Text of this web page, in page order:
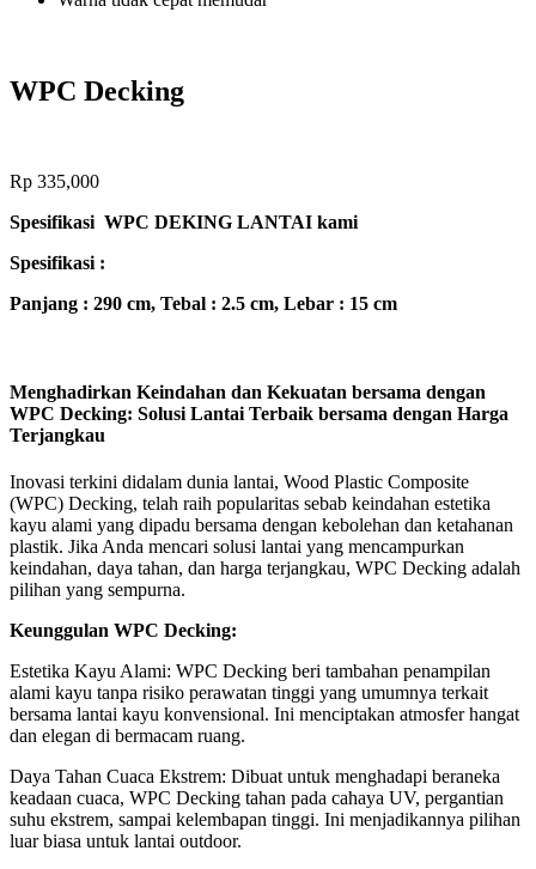
WPC Decking
Rp 335,000
Spesifikasi WPC DEKING LANTAI kami
Spesifikasi :
Panjang : 290 cm, Tebal : 2.5 cm, Lebar : 15 cm
Menghadirkan Keindahan dan Kekuatan bersama dengan
WPC Decking: Solusi Lantai Terbaik bersama dengan Harga
Terjangkau
Inovasi terkini didalam dunia lantai, Wood Plastic Composite
(WPC) Decking, telah raih popularitas sebab keindahan estetika
kayu alami yang dipadu bersama dengan kebolehan dan ketahanan
plastik. Jika Anda mencari solusi lantai yang mencampurkan
keindahan, daya tahan, dan harga terjangkau, WPC Decking adalah
pilihan yang sempurna.
Keunggulan WPC Decking:
Estetika Kayu Alami: WPC Decking beri tambahan penampilan
alami kayu tanpa risiko perawatan tinggi yang umumnya terkait
bersama lantai kayu konvensional. Ini menciptakan atmosfer hangat
dan elegan di bermacam ruang.
Daya Tahan Cuaca Ekstrem: Dibuat untuk menghadapi beraneka
keadaan cuaca, WPC Decking tahan pada cahaya UV, pergantian
suhu ekstrem, sampai kelembapan tinggi. Ini menjadikannya pilihan
luar biasa untuk lantai outdoor.